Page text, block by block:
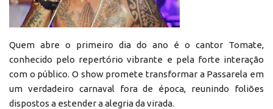
Quem abre o primeiro dia do ano é o cantor Tomate,
conhecido pelo repertório vibrante e pela forte interação
com o público. O show promete transformar a Passarela em
um verdadeiro carnaval fora de época, reunindo foliões
dispostos a estender a alegria da virada.